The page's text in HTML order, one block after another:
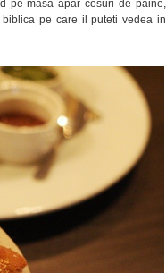
pe masa apar cosuri de paine,
pe care il puteti vedea in